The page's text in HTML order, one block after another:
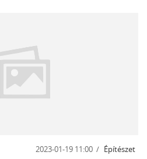
2023-01-19 11:00 Építészet